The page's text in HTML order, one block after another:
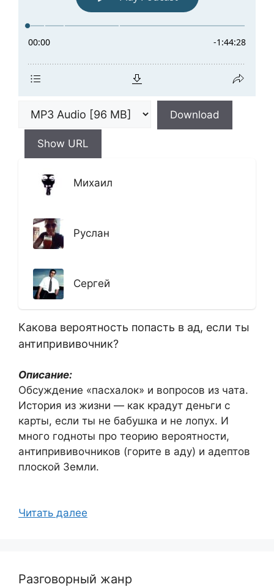
Download
Show URL
Михаил
Руслан
Сергей
Какова вероятность попасть в ад, если ты
антипрививочник?
Описание:
Обсуждение «пасхалок» и вопросов из чата.
История из жизни — как крадут деньги с
карты, если ты не бабушка и не лопух. И
много годноты про теорию вероятности,
антипрививочников (горите в аду) и адептов
плоской Земли.
Читать далее
Разговорный жанр